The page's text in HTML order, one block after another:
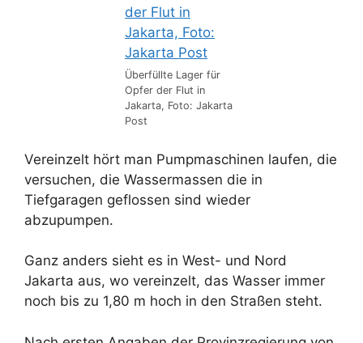
Überfüllte Lager für
Opfer der Flut in
Jakarta, Foto: Jakarta
Post
Vereinzelt hört man Pumpmaschinen laufen, die
versuchen, die Wassermassen die in
Tiefgaragen geflossen sind wieder
abzupumpen.
Ganz anders sieht es in West- und Nord
Jakarta aus, wo vereinzelt, das Wasser immer
noch bis zu 1,80 m hoch in den Straßen steht.